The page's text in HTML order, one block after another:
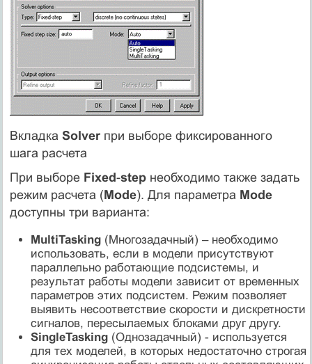
Вкладка Solverпри выборе фиксированного
шага расчета
При выборе Fixed-stepнеобходимо также задать
режим расчета (Mode). Для параметра Mode
доступны три варианта:
MultiTasking(Многозадачный) – необходимо
использовать, если в модели присутствуют
параллельно работающие подсистемы, и
результат работы модели зависит от временных
параметров этих подсистем. Режим позволяет
выявить несоответствие скорости и дискретности
сигналов, пересылаемых блоками друг другу.
SingleTasking(Однозадачный) - используется
для тех моделей, в которых недостаточно строгая